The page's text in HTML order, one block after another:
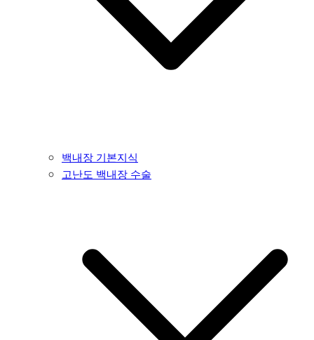
백내장 기본지식
고난도 백내장 수술